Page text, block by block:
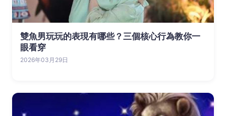
雙魚男玩玩的表現有哪些？三個核心行為教你一
眼看穿
2026年03月29日